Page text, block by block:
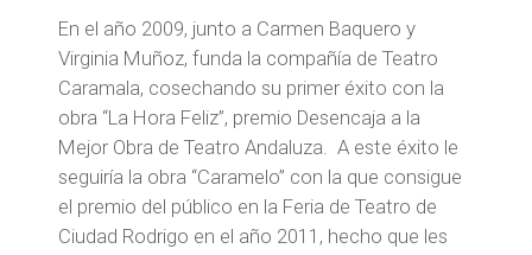
En el año 2009, junto a Carmen Baquero y
Virginia Muñoz, funda la compañía de Teatro
Caramala, cosechando su primer éxito con la
obra “La Hora Feliz”, premio Desencaja a la
Mejor Obra de Teatro Andaluza. A este éxito le
seguiría la obra “Caramelo” con la que consigue
el premio del público en la Feria de Teatro de
Ciudad Rodrigo en el año 2011, hecho que les